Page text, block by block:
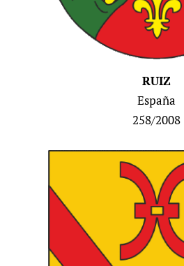
RUIZ
España
258/2008